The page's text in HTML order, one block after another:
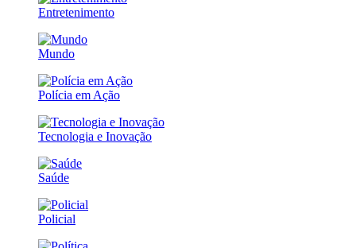
Entretenimento
Mundo
Polícia em Ação
Tecnologia e Inovação
Saúde
Policial